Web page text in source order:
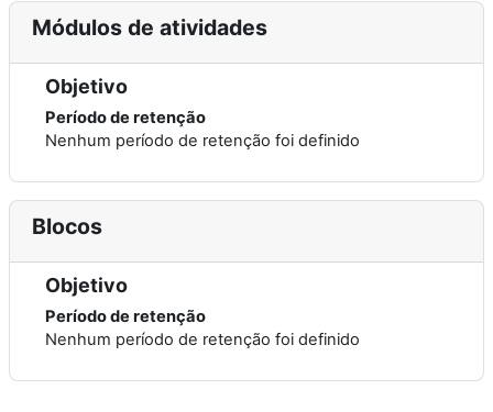
Módulos de atividades
Objetivo
Período de retenção
Nenhum período de retenção foi definido
Blocos
Objetivo
Período de retenção
Nenhum período de retenção foi definido